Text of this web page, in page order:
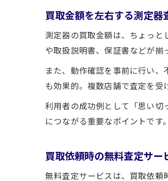
買取金額を左右する測定器
測定器の買取金額は、ちょっと
や取扱説明書、保証書などが揃
また、動作確認を事前に行い
も効果的。複数店舗で査定を受
利用者の成功例として「思い
につながる重要なポイントです。
買取依頼時の無料査定サー
無料査定サービスは、買取依頼